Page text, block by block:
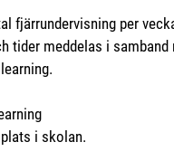
fjärrundervisning per
tider meddelas i
i skolan.